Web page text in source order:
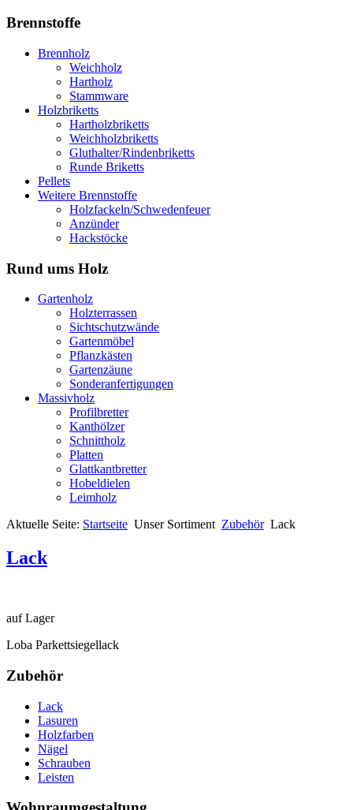
Brennstoffe
Brennholz
Weichholz
Hartholz
Stammware
Holzbriketts
Hartholzbriketts
Weichholzbriketts
Gluthalter/Rindenbriketts
Runde Briketts
Pellets
Weitere Brennstoffe
Holzfackeln/Schwedenfeuer
Anzünder
Hackstöcke
Rund ums Holz
Gartenholz
Holzterrassen
Sichtschutzwände
Gartenmöbel
Pflanzkästen
Gartenzäune
Sonderanfertigungen
Massivholz
Profilbretter
Kanthölzer
Schnittholz
Platten
Glattkantbretter
Hobeldielen
Leimholz
Aktuelle Seite: Startseite Unser Sortiment Zubehör Lack
Lack
auf Lager
Loba Parkettsiegellack
Zubehör
Lack
Lasuren
Holzfarben
Nägel
Schrauben
Leisten